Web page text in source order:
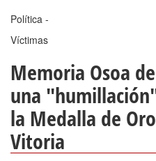
Política -
Víctimas
Memoria Osoa
una
la Medalla de
Vitoria